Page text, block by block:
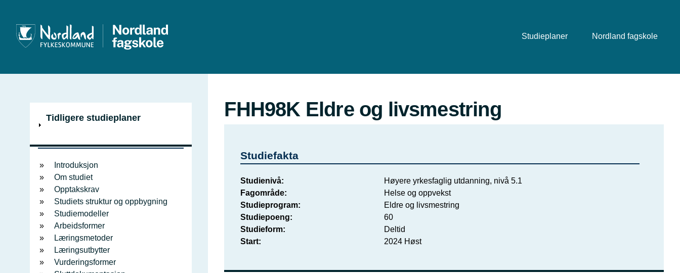
Studieplaner Nordland fagskole
V
s
Tidligere studieplaner
Introduksjon
Om studiet
Opptakskrav
Studiets struktur og oppbygning
Studiemodeller
Arbeidsformer
Læringsmetoder
Læringsutbytter
Vurderingsformer
FHH98K Eldre og livsmestring
Studiefakta
Studienivå
Høyere yrkesfaglig utdanning, nivå 5.1
Fagområde
Helse og oppvekst
Studieprogram
Eldre og livsmestring
Studiepoeng
60
Studieform
Deltid
Start
2024 Høst